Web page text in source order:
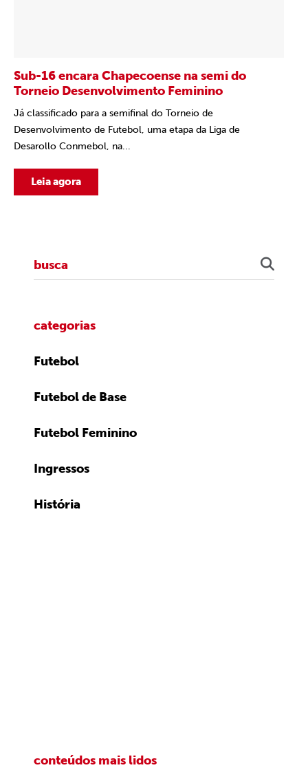
Sub-16 encara Chapecoense na semi do
Torneio Desenvolvimento Feminino
Já classificado para a semifinal do Torneio de
Desenvolvimento de Futebol, uma etapa da Liga de
Desarollo Conmebol, na...
Leia agora
categorias
Futebol
Futebol de Base
Futebol Feminino
Ingressos
História
conteúdos mais lidos